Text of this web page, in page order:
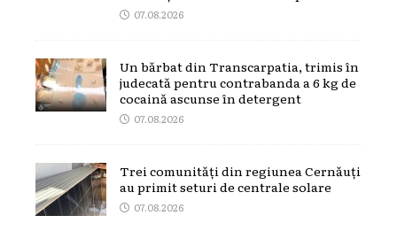
07.08.2026
Un bărbat din Transcarpatia, trimis în
judecată pentru contrabanda a 6 kg de
cocaină ascunse în detergent
07.08.2026
Trei comunități din regiunea Cernăuți
au primit seturi de centrale solare
07.08.2026